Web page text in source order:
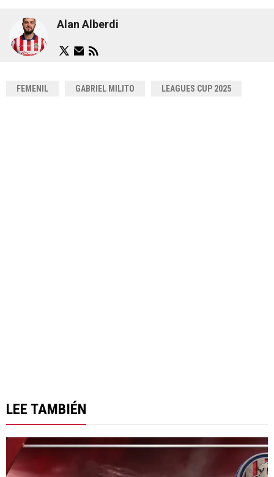
Alan Alberdi
FEMENIL GABRIEL MILITO LEAGUES CUP 2025
LEE TAMBIÉN